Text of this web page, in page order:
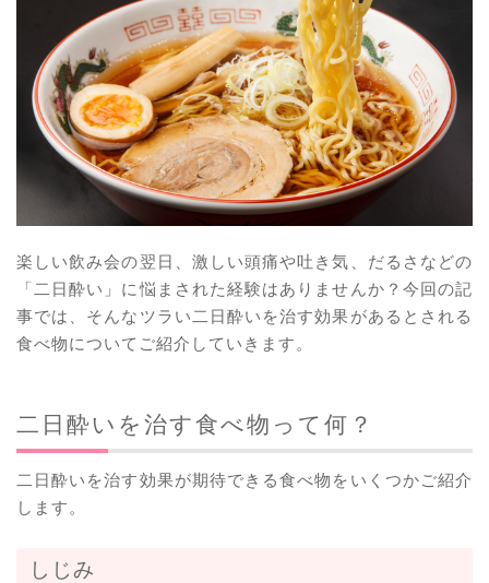
楽しい飲み会の翌日、激しい頭痛や吐き気、だるさなどの
「二日酔い」に悩まされた経験はありませんか？今回の記
事では、そんなツラい二日酔いを治す効果があるとされる
食べ物についてご紹介していきます。
二日酔いを治す食べ物って何？
二日酔いを治す効果が期待できる食べ物をいくつかご紹介
します。
しじみ